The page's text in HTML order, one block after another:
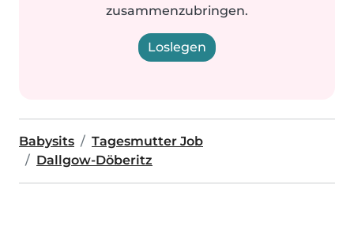
zusammenzubringen.
Loslegen
Babysits
Tagesmutter Job
Dallgow-Döberitz